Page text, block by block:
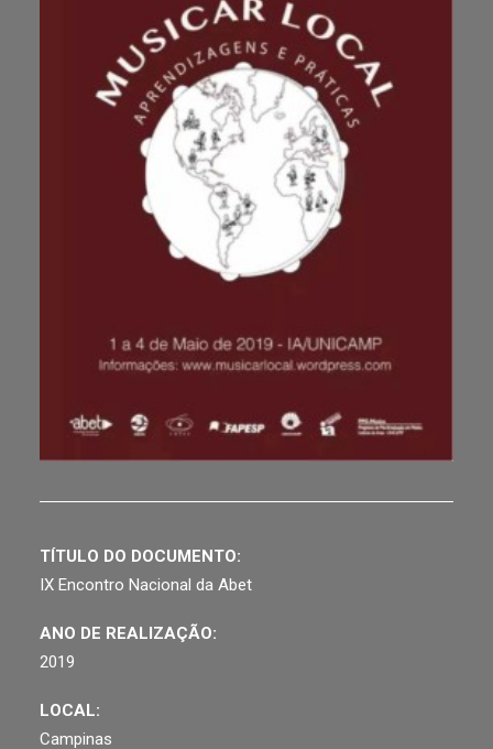
TÍTULO DO DOCUMENTO:
IX Encontro Nacional da Abet
ANO DE REALIZAÇÃO:
2019
LOCAL:
Campinas